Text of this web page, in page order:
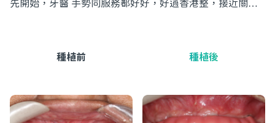
先開始，牙醫 手勢同服務都好好，好過香港整，接近關口
種植前 種植後